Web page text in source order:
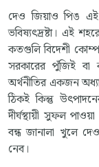
দেও জিয়াও পিঙ
ভবিষ্যৎদ্রষ্টা। এই
কতগুলি বিদেশী
সরকারের পুঁজিই বা
অর্থনীতির একজন
ঠিকই কিন্তু
দীর্ঘস্থায়ী সুফল
বন্ধ জানালা খুলে
নেব।